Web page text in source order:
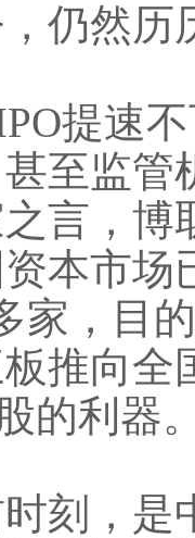
仍然历
提速
至监
言，博
本市场
家，目
推向
的利器
刻，